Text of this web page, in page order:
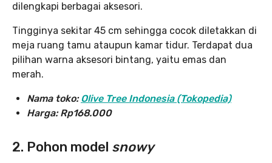
dilengkapi berbagai aksesori.
Tingginya sekitar 45 cm sehingga cocok diletakkan di
meja ruang tamu ataupun kamar tidur. Terdapat dua
pilihan warna aksesori bintang, yaitu emas dan
merah.
Nama toko:Olive Tree Indonesia (Tokopedia)
Harga: Rp168.000
2. Pohon model snowy